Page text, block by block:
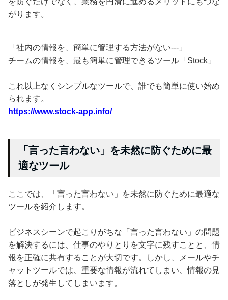
がります。
「社内の情報を、簡単に管理する方法がない---」
チームの情報を、最も簡単に管理できるツール「Stock」
これ以上なくシンプルなツールで、誰でも簡単に使い始め
られます。
https://www.stock-app.info/
「言った言わない」を未然に防ぐために最
適なツール
ここでは、「言った言わない」を未然に防ぐために最適な
ツールを紹介します。
ビジネスシーンで起こりがちな「言った言わない」の問題
を解決するには、仕事のやりとりを文字に残すことと、情
報を正確に共有することが大切です。しかし、メールやチ
ャットツールでは、重要な情報が流れてしまい、情報の見
落としが発生してしまいます。